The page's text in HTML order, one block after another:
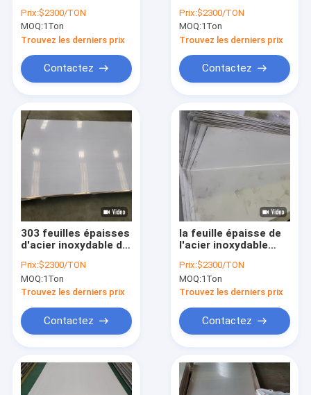
millimètre 0,8
millimètre 0,7
millimètre 202 201
Aisi 304 3mm 5mm et
6mm
Prix:$2300/TON
MOQ:1Ton
Trouvez les derniers prix
Contactez
1219 mm laminé à
chaud
Prix:$2300/TON
MOQ:1Ton
Trouvez les derniers prix
Contactez
303 feuilles épaisses
d'acier inoxydable de
millimètres
Prix:$2300/TON
MOQ:1Ton
Trouvez les derniers prix
Contactez
la feuille épaisse de
l'acier inoxydable
balayée 1219mm de
0.5mm a laminé à
froid
Prix:$2300/TON
MOQ:1Ton
Trouvez les derniers prix
Contactez